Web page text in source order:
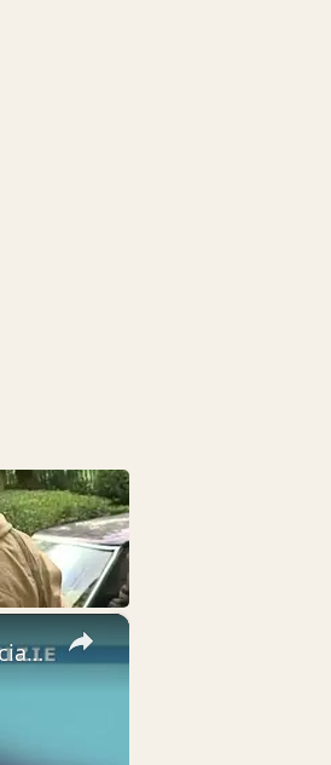
×
La notte di follia a Taormina con un automobilista che tenta di falciare un gruppo di giovani. “Siam